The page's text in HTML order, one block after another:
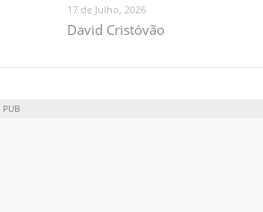
17 de Julho, 2026
David Cristóvão
PUB